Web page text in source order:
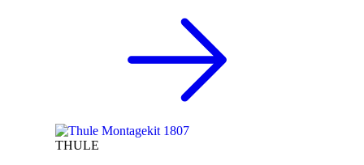
THULE